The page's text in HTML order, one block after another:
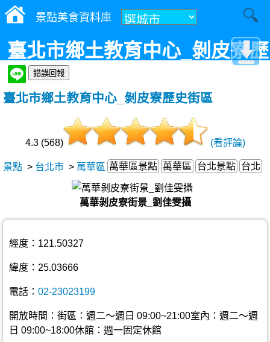
景點美食資料庫
臺北市鄉土教育中心_剝皮寮歷
臺北市鄉土教育中心_剝皮寮歷史街區
4.3 (568) (看評論)
景點 > 台北市 > 萬華區 萬華區景點 萬華區 台北景點 台北
萬華剝皮寮街景_劉佳雯攝
經度：121.50327
緯度：25.03666
電話： 02-23023199
開放時間：街區：週二～週日 09:00~21:00室內：週二～週
日 09:00~18:00休館：週一固定休館